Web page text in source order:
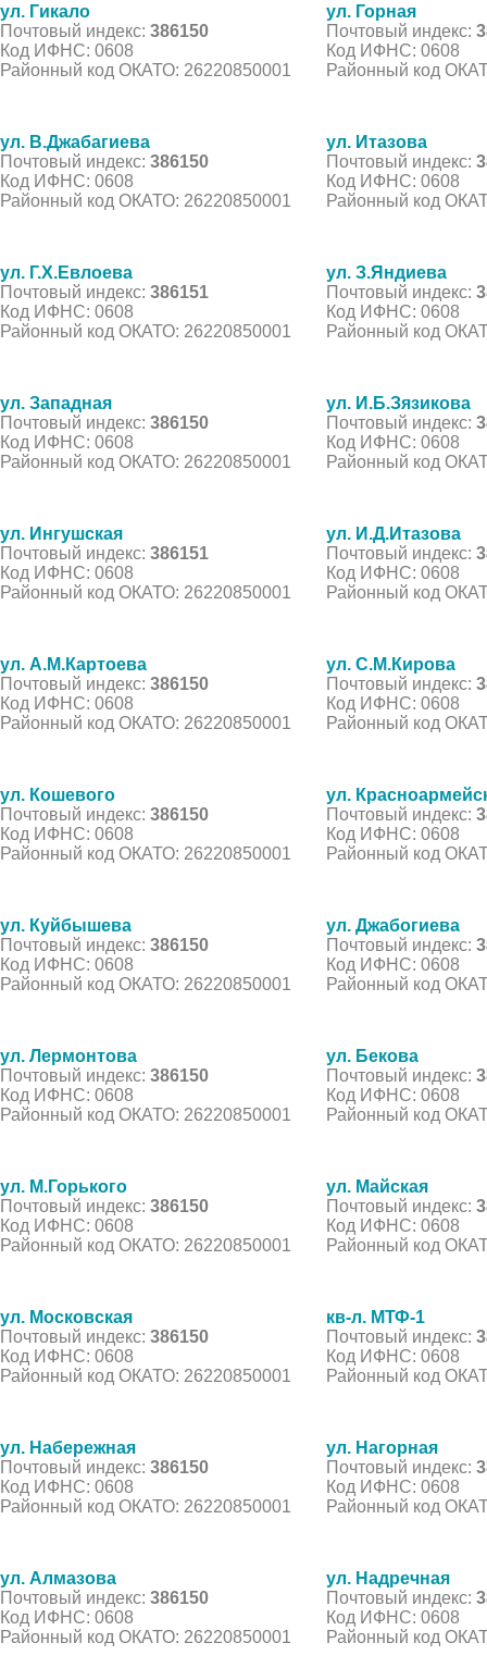
ул. Гикало
Почтовый индекс: 386150
Код ИФНС: 0608
Районный код ОКАТО: 26220850001
ул. Горная
Почтовый индекс:
Код ИФНС: 0608
Районный код
ул. В.Джабагиева
Почтовый индекс: 386150
Код ИФНС: 0608
Районный код ОКАТО: 26220850001
ул. Итазова
Почтовый индекс:
Код ИФНС: 0608
Районный код
ул. Г.Х.Евлоева
Почтовый индекс: 386151
Код ИФНС: 0608
Районный код ОКАТО: 26220850001
ул. З.Яндиева
Почтовый индекс:
Код ИФНС: 0608
Районный код
ул. Западная
Почтовый индекс: 386150
Код ИФНС: 0608
Районный код ОКАТО: 26220850001
ул. И.Б.Зязикова
Почтовый индекс:
Код ИФНС: 0608
Районный код
ул. Ингушская
Почтовый индекс: 386151
Код ИФНС: 0608
Районный код ОКАТО: 26220850001
ул. И.Д.Итазова
Почтовый индекс:
Код ИФНС: 0608
Районный код
ул. А.М.Картоева
Почтовый индекс: 386150
Код ИФНС: 0608
Районный код ОКАТО: 26220850001
ул. С.М.Кирова
Почтовый индекс:
Код ИФНС: 0608
Районный код
ул. Кошевого
Почтовый индекс: 386150
Код ИФНС: 0608
Районный код ОКАТО: 26220850001
ул.
Почтовый индекс:
Код ИФНС: 0608
Районный код
ул. Куйбышева
Почтовый индекс: 386150
Код ИФНС: 0608
Районный код ОКАТО: 26220850001
ул. Джабогиева
Почтовый индекс:
Код ИФНС: 0608
Районный код
ул. Лермонтова
Почтовый индекс: 386150
Код ИФНС: 0608
Районный код ОКАТО: 26220850001
ул. Бекова
Почтовый индекс:
Код ИФНС: 0608
Районный код
ул. М.Горького
Почтовый индекс: 386150
Код ИФНС: 0608
Районный код ОКАТО: 26220850001
ул. Майская
Почтовый индекс:
Код ИФНС: 0608
Районный код
ул. Московская
Почтовый индекс: 386150
Код ИФНС: 0608
Районный код ОКАТО: 26220850001
кв-л. МТФ-1
Почтовый индекс:
Код ИФНС: 0608
Районный код
ул. Набережная
Почтовый индекс: 386150
Код ИФНС: 0608
Районный код ОКАТО: 26220850001
ул. Нагорная
Почтовый индекс:
Код ИФНС: 0608
Районный код
ул. Алмазова
Почтовый индекс: 386150
Код ИФНС: 0608
Районный код ОКАТО: 26220850001
ул. Надречная
Почтовый индекс:
Код ИФНС: 0608
Районный код